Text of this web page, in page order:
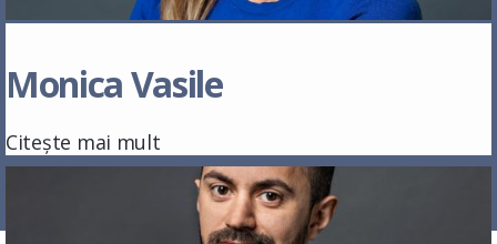
Monica Vasile
Citește mai mult